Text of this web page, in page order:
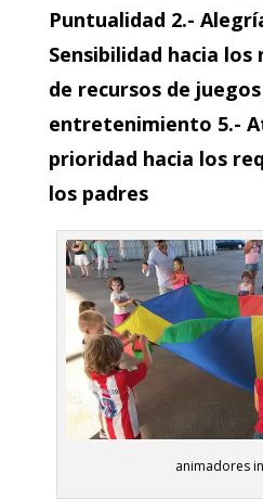
Puntualidad 2.-
Sensibilidad hacia los
de recursos de
entretenimiento 5.-
prioridad hacia los
los padres
animadores